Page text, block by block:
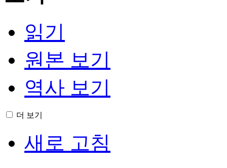
읽기
원본 보기
역사 보기
더 보기
새로 고침